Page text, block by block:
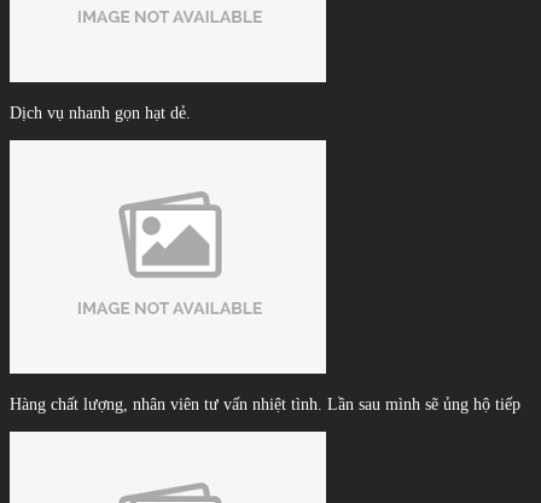
Dịch vụ nhanh gọn hạt dẻ.
Hàng chất lượng, nhân viên tư vấn nhiệt tình. Lần sau mình sẽ ủng hộ tiếp